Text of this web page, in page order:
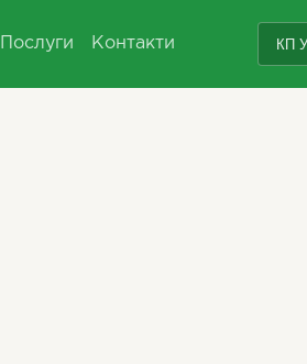
Послуги Контакти КП